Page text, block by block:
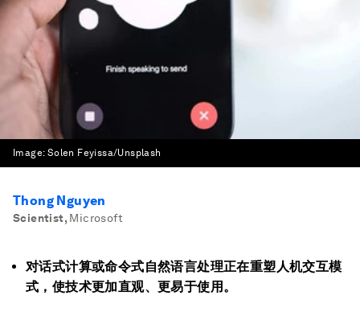
Image: Solen Feyissa/Unsplash
Thong Nguyen
Scientist, Microsoft
对话式计算或命令式自然语言处理正在重塑人机交互模
式，使技术更加直观、更易于使用。